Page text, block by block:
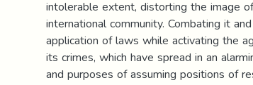
intolerable extent, distorting the image
international community. Combating it
application of laws while activating the
its crimes, which have spread in an
and purposes of assuming positions of